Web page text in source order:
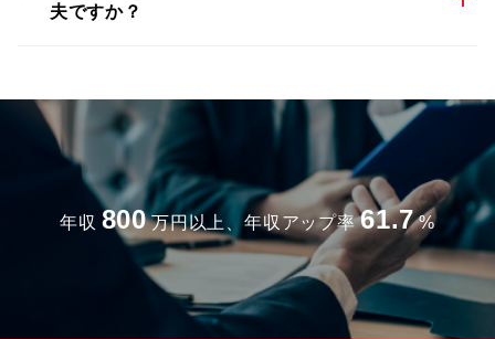
夫ですか？
年収 800 万円以上、年収アップ率 61.7 %